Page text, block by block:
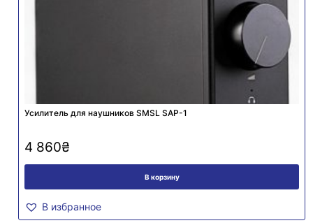
Усилитель для наушников SMSL SAP-1
4 860₴
В корзину
В избранное